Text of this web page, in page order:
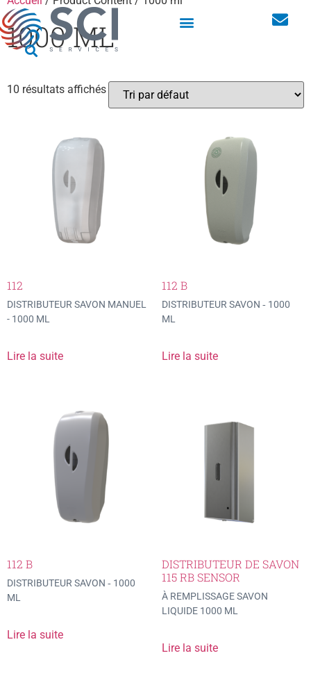
1000 ML
10 résultats affichés
112
DISTRIBUTEUR SAVON MANUEL
- 1000 ML
Lire la suite
112 B
DISTRIBUTEUR SAVON ‐ 1000
ML
Lire la suite
112 B
DISTRIBUTEUR SAVON ‐ 1000
ML
Lire la suite
DISTRIBUTEUR DE SAVON
115 RB SENSOR
À REMPLISSAGE SAVON
LIQUIDE 1000 ML
Lire la suite